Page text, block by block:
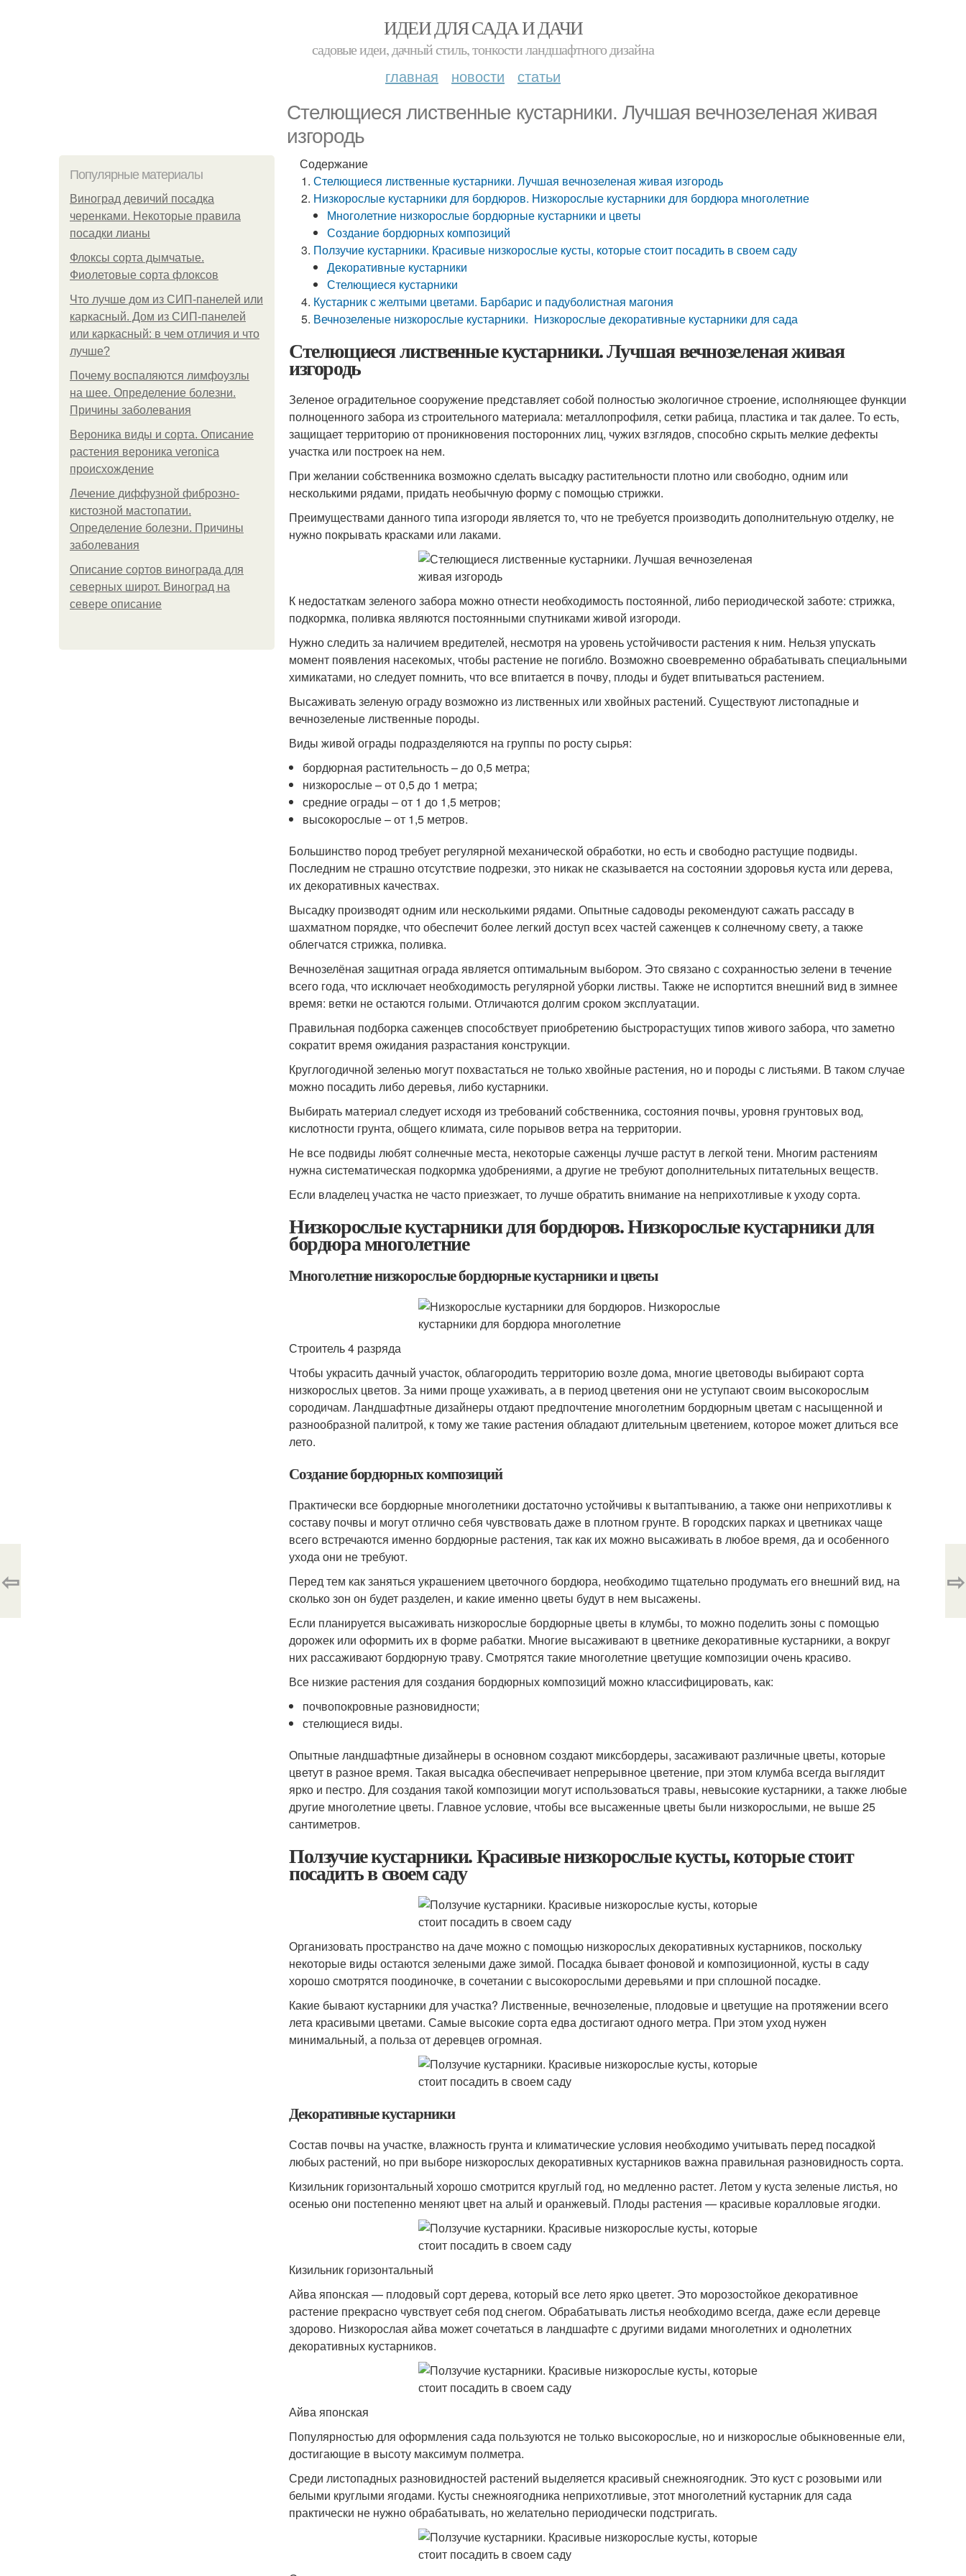
ИДЕИ ДЛЯ САДА И ДАЧИ
садовые идеи, дачный стиль, тонкости ландшафтного дизайна
главная новости статьи
Стелющиеся лиственные кустарники. Лучшая вечнозеленая живая
изгородь
Популярные материалы
Виноград девичий посадка
черенками. Некоторые правила
посадки лианы
Флоксы сорта дымчатые.
Фиолетовые сорта флоксов
Что лучше дом из СИП-панелей или
каркасный. Дом из СИП-панелей
или каркасный: в чем отличия и что
лучше?
Почему воспаляются лимфоузлы
на шее. Определение болезни.
Причины заболевания
Вероника виды и сорта. Описание
растения вероника veronica
происхождение
Лечение диффузной фиброзно-
кистозной мастопатии.
Определение болезни. Причины
заболевания
Описание сортов винограда для
северных широт. Виноград на
севере описание
Содержание
Стелющиеся лиственные кустарники. Лучшая вечнозеленая живая изгородь
Низкорослые кустарники для бордюров. Низкорослые кустарники для бордюра многолетние
Многолетние низкорослые бордюрные кустарники и цветы
Создание бордюрных композиций
Ползучие кустарники. Красивые низкорослые кусты, которые стоит посадить в своем саду
Декоративные кустарники
Стелющиеся кустарники
Кустарник с желтыми цветами. Барбарис и падуболистная магония
Вечнозеленые низкорослые кустарники. Низкорослые декоративные кустарники для сада
Стелющиеся лиственные кустарники. Лучшая вечнозеленая живая
изгородь
Зеленое оградительное сооружение представляет собой полностью экологичное строение, исполняющее функции
полноценного забора из строительного материала: металлопрофиля, сетки рабица, пластика и так далее. То есть,
защищает территорию от проникновения посторонних лиц, чужих взглядов, способно скрыть мелкие дефекты
участка или построек на нем.
При желании собственника возможно сделать высадку растительности плотно или свободно, одним или
несколькими рядами, придать необычную форму с помощью стрижки.
Преимуществами данного типа изгороди является то, что не требуется производить дополнительную отделку, не
нужно покрывать красками или лаками.
К недостаткам зеленого забора можно отнести необходимость постоянной, либо периодической заботе: стрижка,
подкормка, поливка являются постоянными спутниками живой изгороди.
Нужно следить за наличием вредителей, несмотря на уровень устойчивости растения к ним. Нельзя упускать
момент появления насекомых, чтобы растение не погибло. Возможно своевременно обрабатывать специальными
химикатами, но следует помнить, что все впитается в почву, плоды и будет впитываться растением.
Высаживать зеленую ограду возможно из лиственных или хвойных растений. Существуют листопадные и
вечнозеленые лиственные породы.
Виды живой ограды подразделяются на группы по росту сырья:
бордюрная растительность – до 0,5 метра;
низкорослые – от 0,5 до 1 метра;
средние ограды – от 1 до 1,5 метров;
высокорослые – от 1,5 метров.
Большинство пород требует регулярной механической обработки, но есть и свободно растущие подвиды.
Последним не страшно отсутствие подрезки, это никак не сказывается на состоянии здоровья куста или дерева,
их декоративных качествах.
Высадку производят одним или несколькими рядами. Опытные садоводы рекомендуют сажать рассаду в
шахматном порядке, что обеспечит более легкий доступ всех частей саженцев к солнечному свету, а также
облегчатся стрижка, поливка.
Вечнозелёная защитная ограда является оптимальным выбором. Это связано с сохранностью зелени в течение
всего года, что исключает необходимость регулярной уборки листвы. Также не испортится внешний вид в зимнее
время: ветки не остаются голыми. Отличаются долгим сроком эксплуатации.
Правильная подборка саженцев способствует приобретению быстрорастущих типов живого забора, что заметно
сократит время ожидания разрастания конструкции.
Круглогодичной зеленью могут похвастаться не только хвойные растения, но и породы с листьями. В таком случае
можно посадить либо деревья, либо кустарники.
Выбирать материал следует исходя из требований собственника, состояния почвы, уровня грунтовых вод,
кислотности грунта, общего климата, силе порывов ветра на территории.
Не все подвиды любят солнечные места, некоторые саженцы лучше растут в легкой тени. Многим растениям
нужна систематическая подкормка удобрениями, а другие не требуют дополнительных питательных веществ.
Если владелец участка не часто приезжает, то лучше обратить внимание на неприхотливые к уходу сорта.
Низкорослые кустарники для бордюров. Низкорослые кустарники для
бордюра многолетние
Многолетние низкорослые бордюрные кустарники и цветы
Строитель 4 разряда
Чтобы украсить дачный участок, облагородить территорию возле дома, многие цветоводы выбирают сорта
низкорослых цветов. За ними проще ухаживать, а в период цветения они не уступают своим высокорослым
сородичам. Ландшафтные дизайнеры отдают предпочтение многолетним бордюрным цветам с насыщенной и
разнообразной палитрой, к тому же такие растения обладают длительным цветением, которое может длиться все
лето.
Создание бордюрных композиций
Практически все бордюрные многолетники достаточно устойчивы к вытаптыванию, а также они неприхотливы к
составу почвы и могут отлично себя чувствовать даже в плотном грунте. В городских парках и цветниках чаще
всего встречаются именно бордюрные растения, так как их можно высаживать в любое время, да и особенного
ухода они не требуют.
Перед тем как заняться украшением цветочного бордюра, необходимо тщательно продумать его внешний вид, на
сколько зон он будет разделен, и какие именно цветы будут в нем высажены.
Если планируется высаживать низкорослые бордюрные цветы в клумбы, то можно поделить зоны с помощью
дорожек или оформить их в форме рабатки. Многие высаживают в цветнике декоративные кустарники, а вокруг
них рассаживают бордюрную траву. Смотрятся такие многолетние цветущие композиции очень красиво.
Все низкие растения для создания бордюрных композиций можно классифицировать, как:
почвопокровные разновидности;
стелющиеся виды.
Опытные ландшафтные дизайнеры в основном создают миксбордеры, засаживают различные цветы, которые
цветут в разное время. Такая высадка обеспечивает непрерывное цветение, при этом клумба всегда выглядит
ярко и пестро. Для создания такой композиции могут использоваться травы, невысокие кустарники, а также любые
другие многолетние цветы. Главное условие, чтобы все высаженные цветы были низкорослыми, не выше 25
сантиметров.
Ползучие кустарники. Красивые низкорослые кусты, которые стоит
посадить в своем саду
Организовать пространство на даче можно с помощью низкорослых декоративных кустарников, поскольку
некоторые виды остаются зелеными даже зимой. Посадка бывает фоновой и композиционной, кусты в саду
хорошо смотрятся поодиночке, в сочетании с высокорослыми деревьями и при сплошной посадке.
Какие бывают кустарники для участка? Лиственные, вечнозеленые, плодовые и цветущие на протяжении всего
лета красивыми цветами. Самые высокие сорта едва достигают одного метра. При этом уход нужен
минимальный, а польза от деревцев огромная.
Декоративные кустарники
Состав почвы на участке, влажность грунта и климатические условия необходимо учитывать перед посадкой
любых растений, но при выборе низкорослых декоративных кустарников важна правильная разновидность сорта.
Кизильник горизонтальный хорошо смотрится круглый год, но медленно растет. Летом у куста зеленые листья, но
осенью они постепенно меняют цвет на алый и оранжевый. Плоды растения — красивые коралловые ягодки.
Кизильник горизонтальный
Айва японская — плодовый сорт дерева, который все лето ярко цветет. Это морозостойкое декоративное
растение прекрасно чувствует себя под снегом. Обрабатывать листья необходимо всегда, даже если деревце
здорово. Низкорослая айва может сочетаться в ландшафте с другими видами многолетних и однолетних
декоративных кустарников.
Айва японская
Популярностью для оформления сада пользуются не только высокорослые, но и низкорослые обыкновенные ели,
достигающие в высоту максимум полметра.
Среди листопадных разновидностей растений выделяется красивый снежноягодник. Это куст с розовыми или
белыми круглыми ягодами. Кусты снежноягодника неприхотливые, этот многолетний кустарник для сада
практически не нужно обрабатывать, но желательно периодически подстригать.
⇦ ⇨